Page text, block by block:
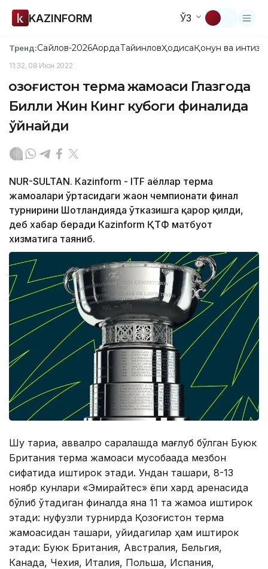
KAZINFORM ЎЗ
Тренд:Сайлов-2026АқордаТайинловҲодисаҚонун ва
11:32, 08 Июн 2022
Қозоғистон терма жамоаси Глазгода
Билли Жин Кинг кубоги финалида
ўйнайди
NUR-SULTAN. Кazinform - IТF аёллар терма
жамоалари ўртасидаги жаҳон чемпионати финал
турнирини Шотландияда ўтказишга қарор қилди,
деб хабар беради Кazinform ҚТФ матбуот
хизматига таяниб.
Шу тариқа, аввалроқ саралашда мағлуб бўлган Буюк
Британия терма жамоаси мусобақада мезбон
сифатида иштирок этади. Ундан ташқари, 8-13
ноябр кунлари «Эмирайтес» ёпиқ хард аренасида
бўлиб ўтадиган финалда яна 11 та жамоа иштирок
этади: нуфузли турнирда Қозоғистон терма
жамоасидан ташқари, қуйидагилар ҳам иштирок
этади: Буюк Британия, Австралия, Бельгия,
Канада, Чехия, Италия, Польша, Испания,